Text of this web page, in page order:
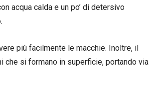
acqua calda e un po’ di detersivo
più facilmente le macchie. Inoltre, il
che si formano in superficie, portando via